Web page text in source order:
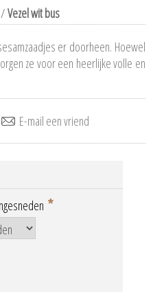
/Vezel wit bus
er doorheen. Hoewel
ze voor een heerlijke volle en
*